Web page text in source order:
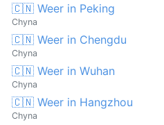
🇨🇳 Weer in Peking
Chyna
🇨🇳 Weer in Chengdu
Chyna
🇨🇳 Weer in Wuhan
Chyna
🇨🇳 Weer in Hangzhou
Chyna